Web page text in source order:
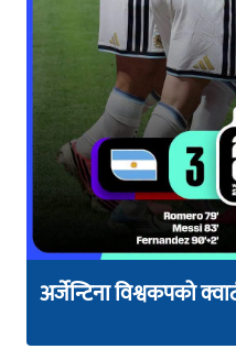
अर्जेन्टिना विश्वकपको